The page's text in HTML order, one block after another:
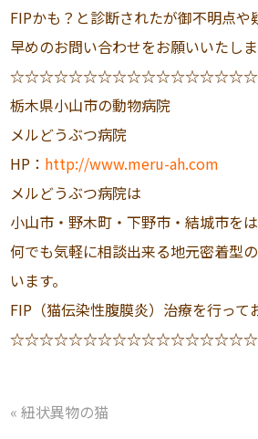
FIPかも？と診断されたが御不明点や
早めのお問い合わせをお願いいたしま
栃木県小山市の動物病院
メルどうぶつ病院
HP： http://www.meru-ah.com
メルどうぶつ病院は
小山市・野木町・下野市・結城市を
何でも気軽に相談出来る地元密着型
います。
FIP（猫伝染性腹膜炎）治療を行って
«紐状異物の猫